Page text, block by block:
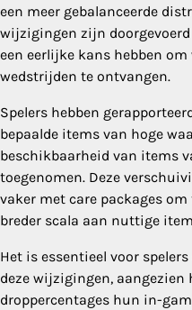
een meer gebalanceerde
wijzigingen zijn
een eerlijke kans hebben
wedstrijden te ontvangen.
Spelers hebben
bepaalde items van hoge
beschikbaarheid van items
toegenomen. Deze
vaker met care packages om
breder scala aan nuttige
Het is essentieel voor
deze wijzigingen, aangezien
droppercentages hun in-